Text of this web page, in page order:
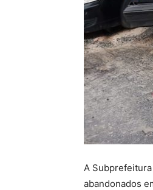
A
abandonados